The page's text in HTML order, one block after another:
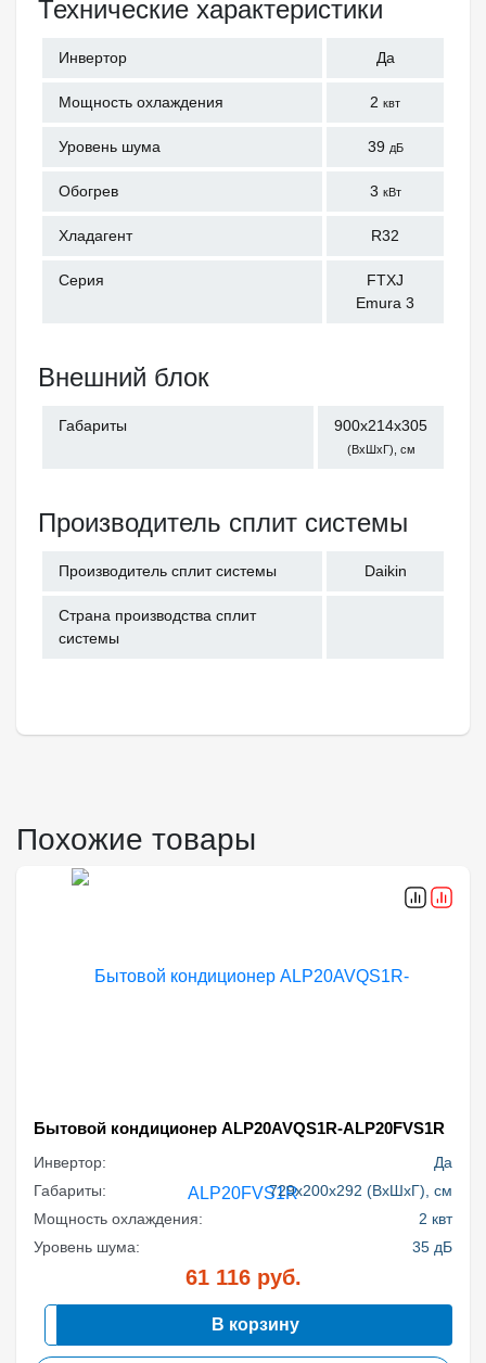
Технические характеристики
Инвертор Да
Мощность охлаждения 2 квт
Уровень шума 39 дБ
Обогрев 3 кВт
Хладагент R32
Серия
FTXJ
Emura 3
Внешний блок
Габариты 900x214x305
(ВхШхГ), см
Производитель сплит системы
Производитель сплит системы Daikin
Страна производства сплит
системы
Похожие товары
Бытовой кондиционер ALP20AVQS1R-ALP20FVS1R
Инвертор:
Да
Габариты:
729x200x292 (ВхШхГ), см
Мощность охлаждения:
2 квт
Уровень шума:
35 дБ
61 116руб.
В корзину